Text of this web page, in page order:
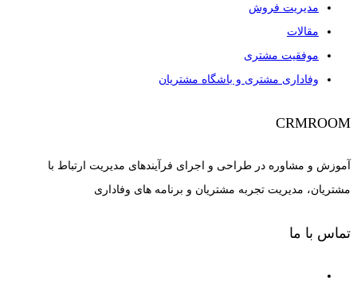
مدیریت فروش
مقالات
موفقیت مشتری
وفاداری مشتری و باشگاه مشتریان
CRMROOM
آموزش و مشاوره در طراحی و اجرای فرآیندهای مدیریت ارتباط با
مشتریان، مدیریت تجربه مشتریان و برنامه های وفاداری
تماس با ما